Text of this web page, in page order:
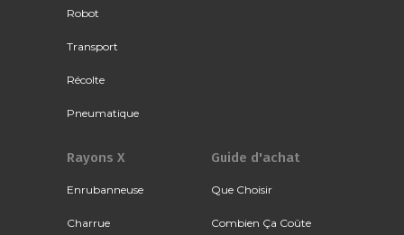
Robot
Transport
Récolte
Pneumatique
Rayons X
Enrubanneuse
Charrue
Guide d'achat
Que Choisir
Combien Ça Coûte